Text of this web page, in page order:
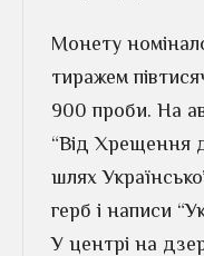
Монету
тиражем
900 проби. На
“Від Хрещення
шлях
герб і написи
У центрі на